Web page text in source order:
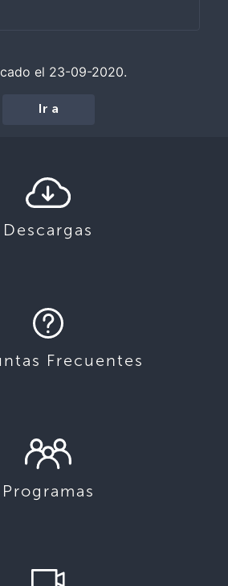
el 23-09-2020.
Ir a
Descargas
Frecuentes
Programas